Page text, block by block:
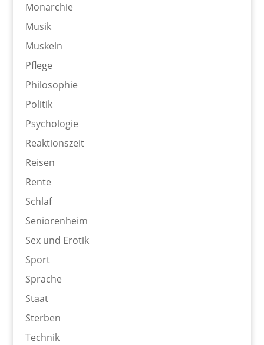
Monarchie
Musik
Muskeln
Pflege
Philosophie
Politik
Psychologie
Reaktionszeit
Reisen
Rente
Schlaf
Seniorenheim
Sex und Erotik
Sport
Sprache
Staat
Sterben
Technik